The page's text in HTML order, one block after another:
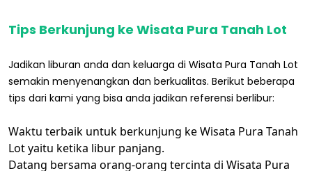
Tips Berkunjung ke Wisata Pura Tanah Lot
Jadikan liburan anda dan keluarga di Wisata Pura Tanah Lot
semakin menyenangkan dan berkualitas. Berikut beberapa
tips dari kami yang bisa anda jadikan referensi berlibur:
Waktu terbaik untuk berkunjung ke Wisata Pura Tanah
Lot yaitu ketika libur panjang.
Datang bersama orang-orang tercinta di Wisata Pura